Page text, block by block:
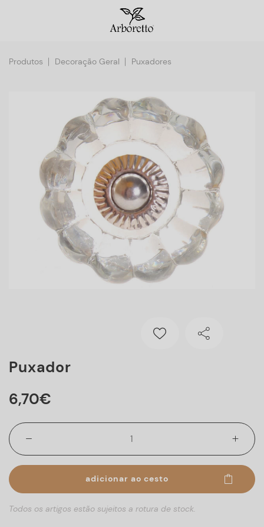
Produtos Decoração Geral Puxadores
Puxador
6,70€
adicionar ao cesto
Todos os artigos estão sujeitos a rotura de stock.